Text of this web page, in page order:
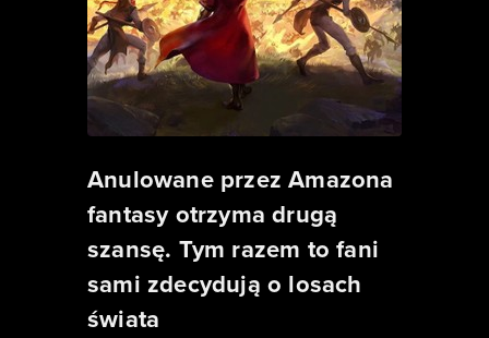
Anulowane przez Amazona
fantasy otrzyma drugą
szansę. Tym razem to fani
sami zdecydują o losach
świata